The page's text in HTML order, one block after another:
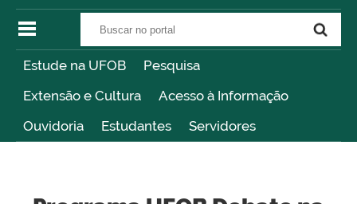
Estude na UFOB
Pesquisa
Extensão e Cultura
Acesso à Informação
Ouvidoria
Estudantes Servidores